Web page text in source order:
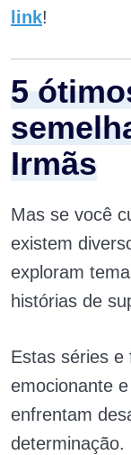
link!
5
Irmãs
Mas se você
existem
exploram
histórias de
Estas séries e
emocionante
enfrentam
determinação.